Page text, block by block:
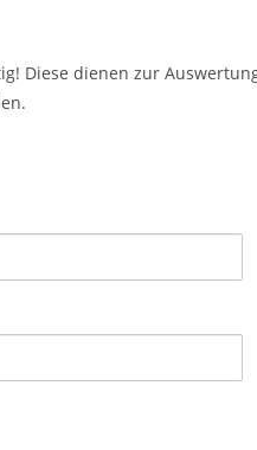
Diese dienen zur